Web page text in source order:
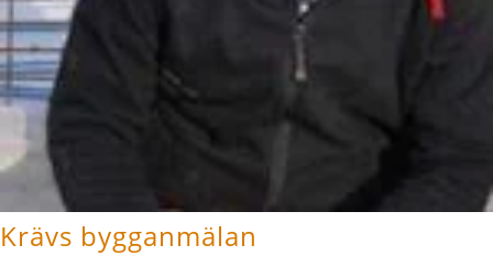
Krävs bygganmälan